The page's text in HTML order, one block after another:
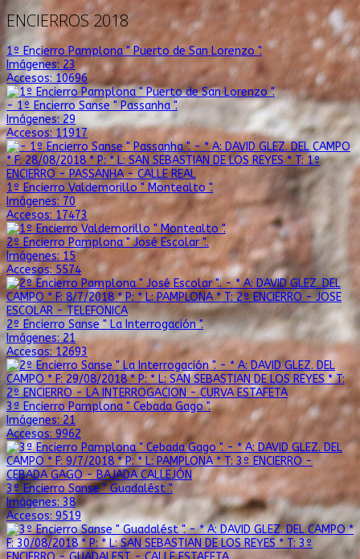
ENCIERROS 2018
1º Encierro Pamplona " Puerto de San Lorenzo ".
Imágenes: 23
Accesos: 10696
- 1º Encierro Sanse " Passanha ".
Imágenes: 29
Accesos: 11917
1º Encierro Valdemorillo " Montealto ".
Imágenes: 70
Accesos: 17473
2º Encierro Pamplona " José Escolar "..
Imágenes: 15
Accesos: 5574
2º Encierro Sanse " La Interrogación ".
Imágenes: 21
Accesos: 12693
3ª Encierro Pamplona " Cebada Gago ".
Imágenes: 21
Accesos: 9962
3º Encierro Sanse " Guadalést ".
Imágenes: 38
Accesos: 9519